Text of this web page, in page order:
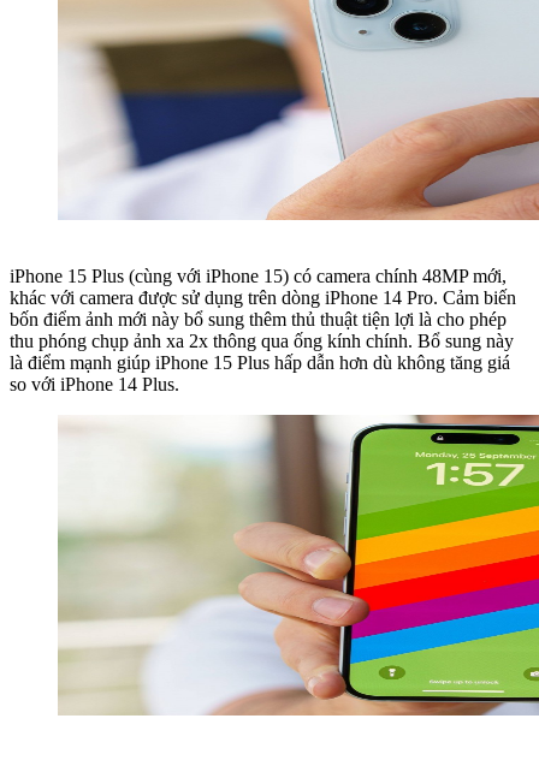
iPhone 15 Plus (cùng với iPhone 15) có camera chính 48MP mới,
khác với camera được sử dụng trên dòng iPhone 14 Pro. Cảm biến
bốn điểm ảnh mới này bổ sung thêm thủ thuật tiện lợi là cho phép
thu phóng chụp ảnh xa 2x thông qua ống kính chính. Bổ sung này
là điểm mạnh giúp iPhone 15 Plus hấp dẫn hơn dù không tăng giá
so với iPhone 14 Plus.